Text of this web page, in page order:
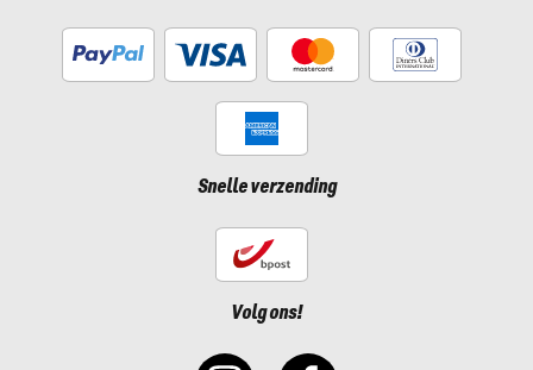
Snelle verzending
Volg ons!